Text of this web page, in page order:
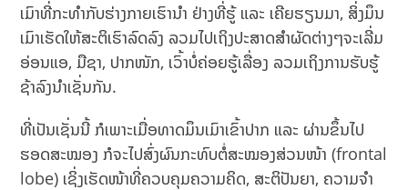
ເມົາທີ່ກະທໍາກັບຮ່າງກາຍເຮົານໍາ ຢ່າງທີ່ຮູ້ ແລະ ເຄີຍຮຽນມາ, ສິ່ງມຶນ
ເມົາເຮັດໃຫ້ສະຕິເຮົາລົດລົງ ລວມໄປເຖິງປະສາດສໍາຜັດຕ່າງໆຈະເລີ່ມ
ອ່ອນແອ, ມືຊາ, ປາກໜັກ, ເວົ້າບໍ່ຄ່ອຍຮູ້ເລື່ອງ ລວມເຖິງການຮັບຮູ້
ຊ້າລົງນໍາເຊັ່ນກັນ.
ທີ່ເປັນເຊັ່ນນີ້ ກໍເພາະເມື່ອທາດມຶນເມົາເຂົ້າປາກ ແລະ ຜ່ານຂຶ້ນໄປ
ຮອດສະໝອງ ກໍຈະໄປສົ່ງຜົນກະທົບຕໍ່ສະໝອງສ່ວນໜ້າ (frontal
lobe) ເຊິ່ງເຮັດໜ້າທີ່ຄວບຄຸມຄວາມຄິດ, ສະຕິປັນຍາ, ຄວາມຈໍາ